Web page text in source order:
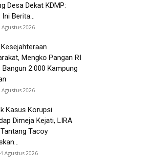
Desa Dekat KDMP:
Ini Berita...
Agustus 2026
Mengko Pangan RI
Bangun 2.000 Kampung
Agustus 2026
Kasus Korupsi
Dimeja Kejati, LIRA
Tacoy
Agustus 2026